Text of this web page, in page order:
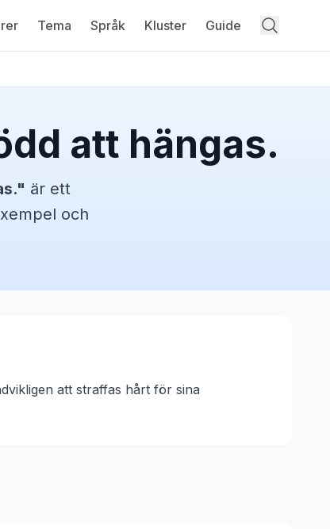
Tema Språk Kluster Guide
att hängas.
" är ett
och
att straffas hårt för sina